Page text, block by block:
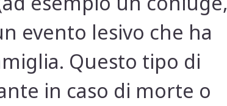
evento lesivo che ha
Questo tipo di
in caso di morte o